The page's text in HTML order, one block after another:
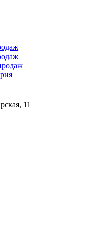
11